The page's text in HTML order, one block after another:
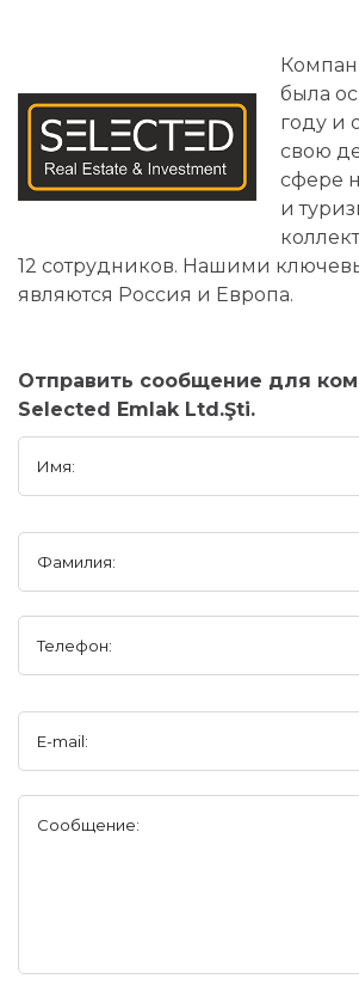
была
году и
свою
сфере
и
12 сотрудников. Нашими
являются Россия и Европа.
Отправить сообщение для
Selected Emlak Ltd.Şti.
Имя:
Фамилия:
Телефон:
E-mail:
Сообщение: